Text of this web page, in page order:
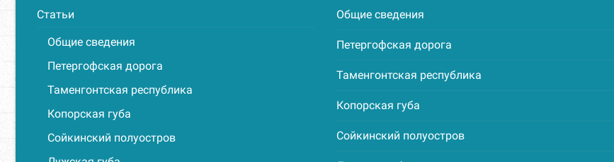
Статьи
Общие сведения
Петергофская дорога
Таменгонтская республика
Копорская губа
Сойкинский полуостров
Общие сведения
Петергофская дорога
Таменгонтская республика
Копорская губа
Сойкинский полуостров